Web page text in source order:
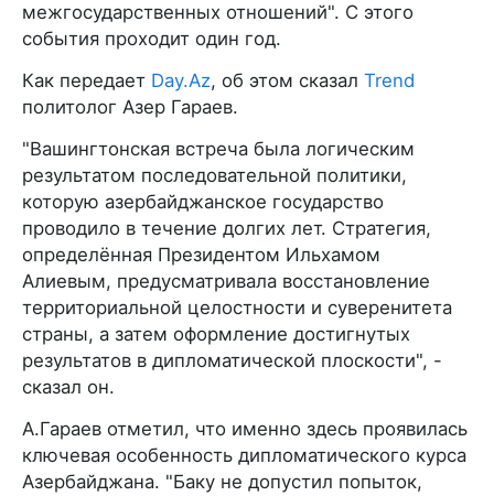
межгосударственных отношений". С этого
события проходит один год.
Как передает Day.Az, об этом сказал Trend
политолог Азер Гараев.
"Вашингтонская встреча была логическим
результатом последовательной политики,
которую азербайджанское государство
проводило в течение долгих лет. Стратегия,
определённая Президентом Ильхамом
Алиевым, предусматривала восстановление
территориальной целостности и суверенитета
страны, а затем оформление достигнутых
результатов в дипломатической плоскости", -
сказал он.
А.Гараев отметил, что именно здесь проявилась
ключевая особенность дипломатического курса
Азербайджана. "Баку не допустил попыток,